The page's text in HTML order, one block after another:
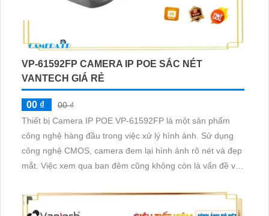
VP-61592FP CAMERA IP POE SẮC NÉT
VANTECH GIÁ RẺ
00 ₫
00 ₫
Thiết bị Camera IP POE VP-61592FP là một sản phẩm
công nghệ hàng đầu trong việc xử lý hình ảnh. Sử dụng
công nghệ CMOS, camera đem lại hình ảnh rõ nét và đẹp
mắt. Việc xem qua ban đêm cũng không còn là vấn đề với
lượng hình ảnh Ultra 4k lite, mang lại trải nghiệm hình ảnh
sắc nét và rõ ràng